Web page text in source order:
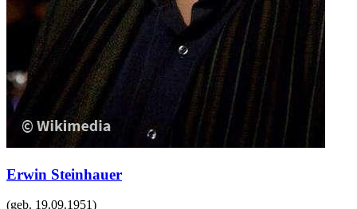
Erwin Steinhauer
(geb. 19.09.1951)